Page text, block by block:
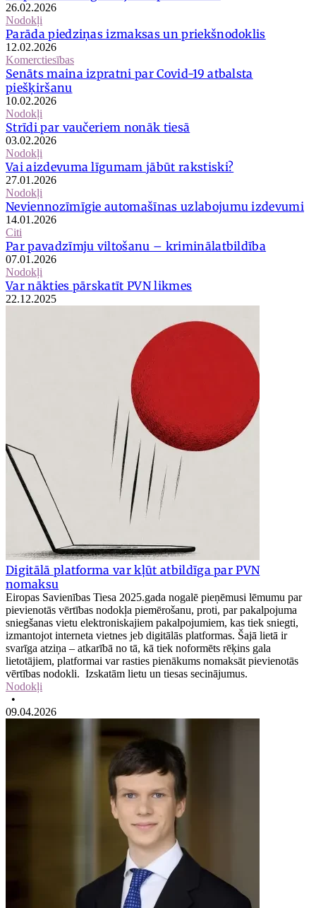
26.02.2026
Nodokļi
Parāda piedziņas izmaksas un priekšnodoklis
12.02.2026
Komerctiesības
Senāts maina izpratni par Covid-19 atbalsta
piešķiršanu
10.02.2026
Nodokļi
Strīdi par vaučeriem nonāk tiesā
03.02.2026
Nodokļi
Vai aizdevuma līgumam jābūt rakstiski?
27.01.2026
Nodokļi
Neviennozīmīgie automašīnas uzlabojumu izdevumi
14.01.2026
Citi
Par pavadzīmju viltošanu – kriminālatbildība
07.01.2026
Nodokļi
Var nākties pārskatīt PVN likmes
22.12.2025
Digitālā platforma var kļūt atbildīga par PVN
nomaksu
Eiropas Savienības Tiesa 2025.gada nogalē pieņēmusi lēmumu par
pievienotās vērtības nodokļa piemērošanu, proti, par pakalpojuma
sniegšanas vietu elektroniskajiem pakalpojumiem, kas tiek sniegti,
izmantojot interneta vietnes jeb digitālās platformas. Šajā lietā ir
svarīga atziņa – atkarībā no tā, kā tiek noformēts rēķins gala
lietotājiem, platformai var rasties pienākums nomaksāt pievienotās
vērtības nodokli. Izskatām lietu un tiesas secinājumus.
Nodokļi
•
09.04.2026